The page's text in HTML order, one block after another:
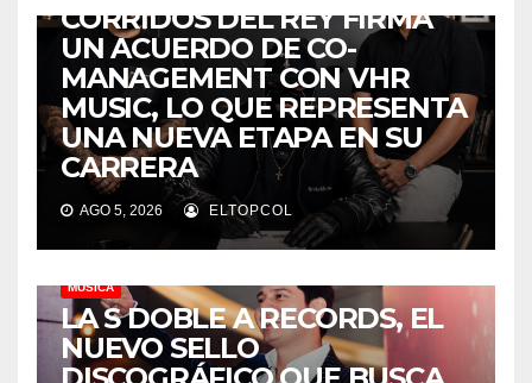
CORRIDOS DEL REY FIRMA
UN ACUERDO DE CO-
MANAGEMENT CON VHR
MUSIC, LO QUE REPRESENTA
UNA NUEVA ETAPA EN SU
CARRERA
AGO 5, 2026 ELTOPCOL
MÚSICA
LA S DOBLE A RECORDS, EL
NUEVO SELLO